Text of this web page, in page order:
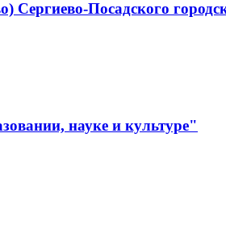
Посадского
науке и культуре"